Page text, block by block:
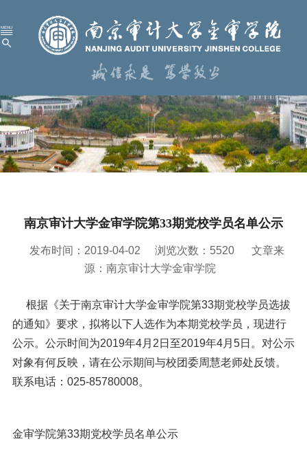
学校概况
机构设置
人才培养
招生就业
党建工作
意见快递站
融合门户 校园邮箱 访客申请
南京审计大学金审学院第33期党校学员名单公示
发布时间：2019-04-02 浏览次数： 5520
文章来
源：南京审计大学金审学院
根据《关于南京审计大学金审学院第33期党校学员选拔
的通知》要求，拟将以下人选作为本期党校学员，现进行
公示。公示时间为2019年4月2日至2019年4月5日。对公示
对象有何反映，请在公示期间与校团委周慧老师处反馈。
联系电话：025-85780008。
金审学院第33期党校学员名单公示